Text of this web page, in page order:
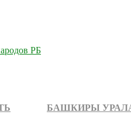
БАШКИРЫ